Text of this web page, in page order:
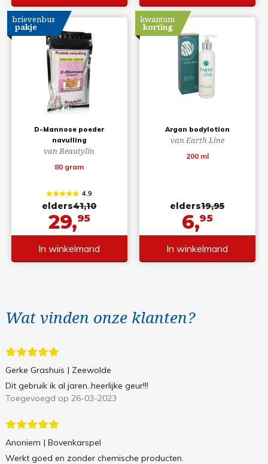
D-Mannose poeder
navulling
van Beautylin
80 gram
brievenbus
pakje
4.9
elders41,10
29,95
In winkelmand
Argan bodylotion
van Earth Line
200 ml
kwantum
korting
elders19,95
6,95
In winkelmand
Wat vinden onze klanten?
Gerke Grashuis | Zeewolde
Dit gebruik ik al jaren..heerlijke geur!!!
Toegevoegd op 26-03-2023
Anoniem | Bovenkarspel
Werkt goed en zonder chemische producten.